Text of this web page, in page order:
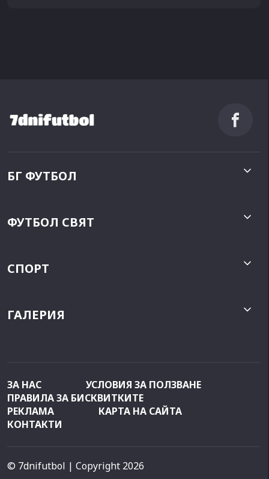
БГ ФУТБОЛ
ФУТБОЛ СВЯТ
СПОРТ
ГАЛЕРИЯ
ЗА НАС
УСЛОВИЯ ЗА ПОЛЗВАНЕ
ПРАВИЛА ЗА БИСКВИТКИТЕ
РЕКЛАМА
КАРТА НА САЙТА
КОНТАКТИ
© 7dnifutbol | Copyright 2026